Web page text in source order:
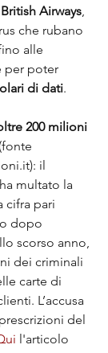
British Airways,
che rubano
alle
per poter
di dati.
200 milioni
(fonte
il
multato la
cifra pari
dopo
scorso anno,
dei criminali
carte di
L’accusa
del
l'articolo